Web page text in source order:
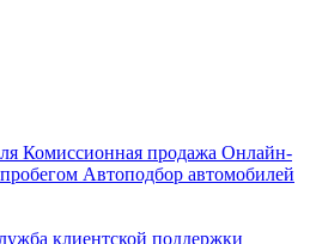
Комиссионная продажа Онлайн-
Автоподбор автомобилей
клиентской поддержки